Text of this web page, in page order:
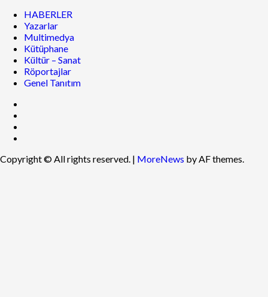
HABERLER
Yazarlar
Multimedya
Kütüphane
Kültür – Sanat
Röportajlar
Genel Tanıtım
Copyright © All rights reserved. | MoreNews by AF themes.